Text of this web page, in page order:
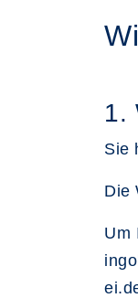
1.
Sie
Die
Um